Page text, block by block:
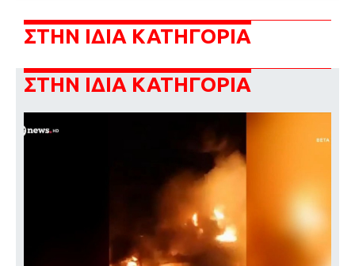
ΣΤΗΝ ΙΔΙΑ ΚΑΤΗΓΟΡΙΑ
ΣΤΗΝ ΙΔΙΑ ΚΑΤΗΓΟΡΙΑ